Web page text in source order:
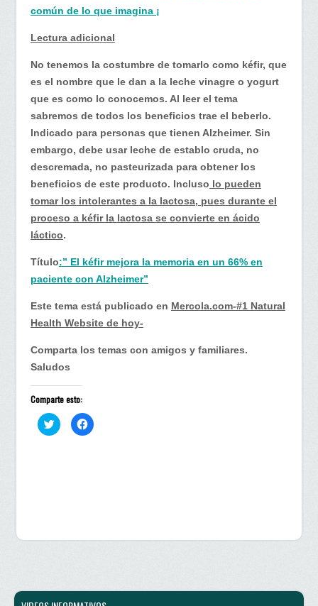
común de lo que imagina ¡
Lectura adicional
No tenemos la costumbre de tomarlo como kéfir, que
es el nombre que le dan a la leche vinagre o yogurt
que es como lo conocemos. Al leer el tema
sabremos de todos los beneficios trae el beberlo.
Indicado para personas que tienen Alzheimer. Sin
embargo, debe usar leche de establo cruda, no
descremada, no pasteurizada para obtener los
beneficios de este producto. Incluso lo pueden
tomar los intolerantes a la lactosa, pues durante el
proceso a kéfir la lactosa se convierte en ácido
láctico.
Título:” El kéfir mejora la memoria en un 66% en
paciente con Alzheimer”
Este tema está publicado en Mercola.com-#1 Natural
Health Website de hoy-
Comparta los temas con amigos y familiares.
Saludos
Comparte esto:
H
a
p
e
n
H
a
p
e
n